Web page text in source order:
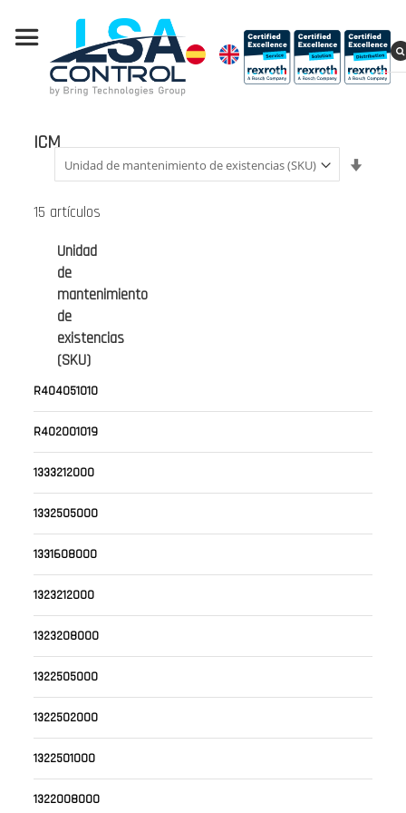
ICM
15 artículos
Unidad
de
mantenimiento
de
existencias
(SKU)
R404051010
R402001019
1333212000
1332505000
1331608000
1323212000
1323208000
1322505000
1322502000
1322501000
1322008000